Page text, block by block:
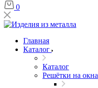
0
Главная
Каталог
Каталог
Решётки на окна